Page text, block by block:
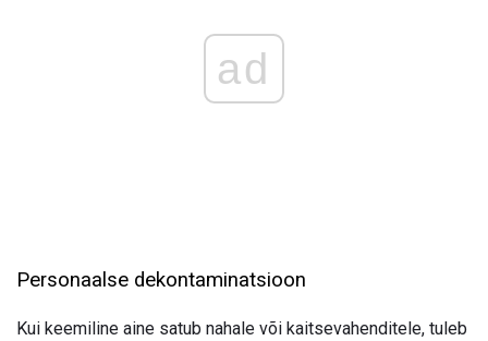
ad
Personaalse dekontaminatsioon
Kui keemiline aine satub nahale või kaitsevahenditele, tuleb